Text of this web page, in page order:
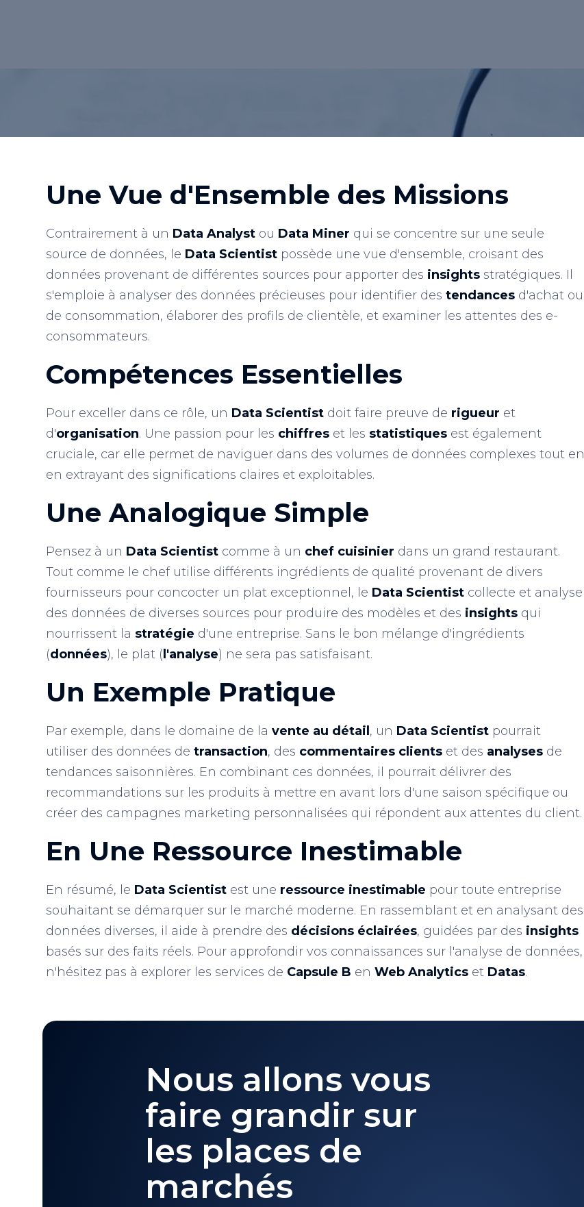
Une Vue d'Ensemble des Missions
Contrairement à un Data Analyst ou Data Miner qui se concentre sur une seule
source de données, le Data Scientist possède une vue d'ensemble, croisant des
données provenant de différentes sources pour apporter des insights stratégiques. Il
s'emploie à analyser des données précieuses pour identifier destendances d'achat ou
de consommation, élaborer des profils de clientèle, et examiner les attentes des e-
consommateurs.
Compétences Essentielles
Pour exceller dans ce rôle, un Data Scientist doit faire preuve de rigueur et
d'organisation. Une passion pour les chiffres et les statistiques est également
cruciale, car elle permet de naviguer dans des volumes de données complexes tout en
en extrayant des significations claires et exploitables.
Une Analogique Simple
Pensez à un Data Scientist comme à un chef cuisinier dans un grand restaurant.
Tout comme le chef utilise différents ingrédients de qualité provenant de divers
fournisseurs pour concocter un plat exceptionnel, le Data Scientist collecte et analyse
des données de diverses sources pour produire des modèles et des insights qui
nourrissent la stratégie d'une entreprise. Sans le bon mélange d'ingrédients
(données), le plat ( l'analyse) ne sera pas satisfaisant.
Un Exemple Pratique
Par exemple, dans le domaine de lavente au détail , un Data Scientist pourrait
utiliser des données detransaction, des commentaires clients et des analyses de
tendances saisonnières. En combinant ces données, il pourrait délivrer des
recommandations sur les produits à mettre en avant lors d'une saison spécifique ou
créer des campagnes marketing personnalisées qui répondent aux attentes du client.
En Une Ressource Inestimable
En résumé, le Data Scientist est une ressource inestimable pour toute entreprise
souhaitant se démarquer sur le marché moderne. En rassemblant et en analysant des
données diverses, il aide à prendre des décisions éclairées, guidées par des insights
basés sur des faits réels. Pour approfondir vos connaissances sur l'analyse de données,
n'hésitez pas à explorer les services de Capsule B enWeb Analytics et Datas.
Nous allons vous
faire grandir sur
les places de
marchés